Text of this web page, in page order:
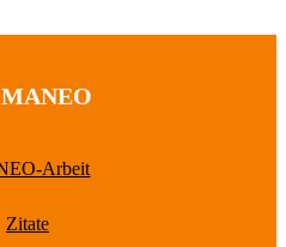
Arbeit
Zitate